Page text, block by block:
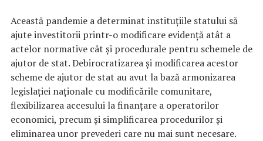
Această pandemie a determinat instituțiile statului să
ajute investitorii printr-o modificare evidență atât a
actelor normative cât și procedurale pentru schemele de
ajutor de stat. Debirocratizarea și modificarea acestor
scheme de ajutor de stat au avut la bază armonizarea
legislației naționale cu modificările comunitare,
flexibilizarea accesului la finanțare a operatorilor
economici, precum și simplificarea procedurilor și
eliminarea unor prevederi care nu mai sunt necesare.